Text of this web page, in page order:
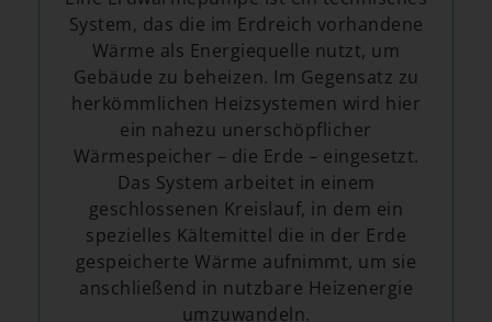
System, das die im Erdreich vorhandene
Wärme als Energiequelle nutzt, um
Gebäude zu beheizen. Im Gegensatz zu
herkömmlichen Heizsystemen wird hier
ein nahezu unerschöpflicher
Wärmespeicher – die Erde – eingesetzt.
Das System arbeitet in einem
geschlossenen Kreislauf, in dem ein
spezielles Kältemittel die in der Erde
gespeicherte Wärme aufnimmt, um sie
anschließend in nutzbare Heizenergie
umzuwandeln.